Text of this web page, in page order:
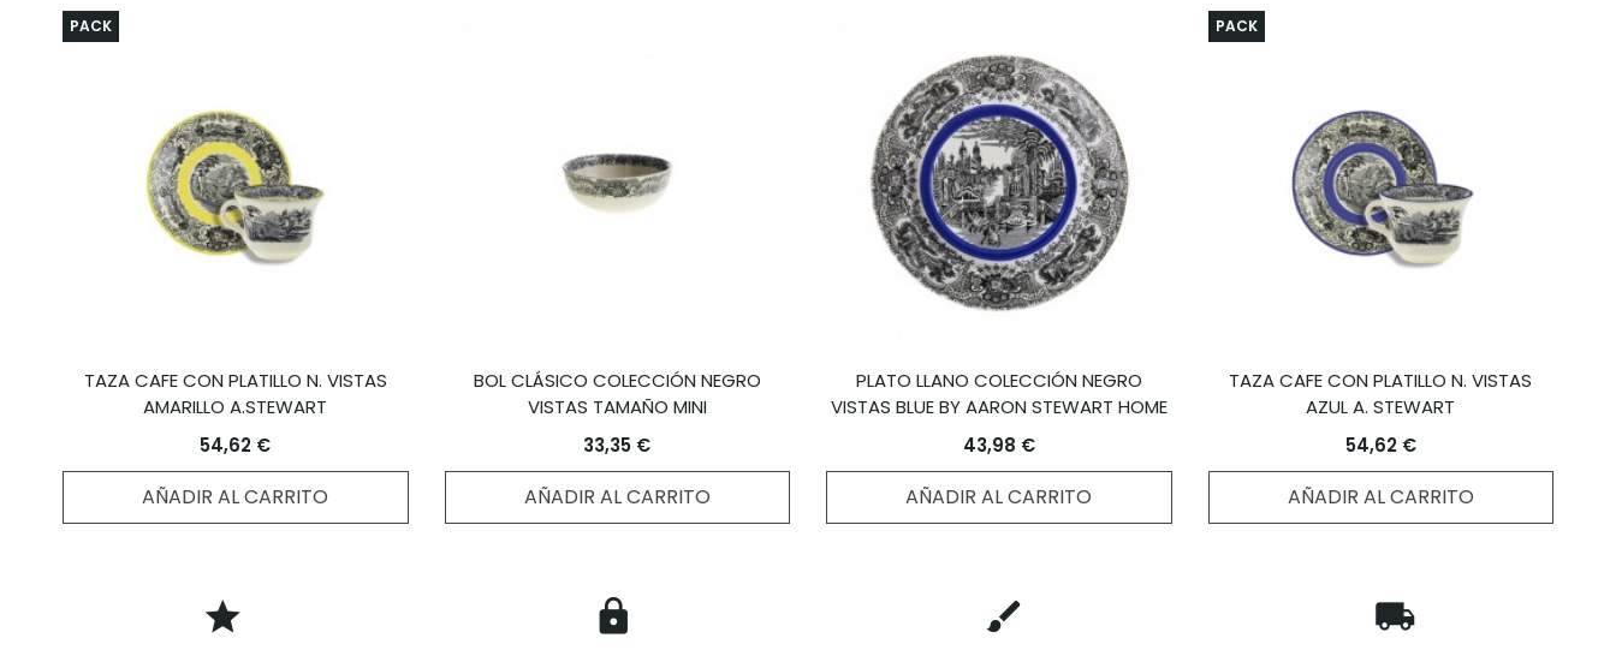
PACK
TAZA CAFE CON PLATILLO N. VISTAS
AMARILLO A.STEWART
54,62 €
AÑADIR AL CARRITO
BOL CLÁSICO COLECCIÓN NEGRO
VISTAS TAMAÑO MINI
33,35 €
AÑADIR AL CARRITO
PLATO LLANO COLECCIÓN NEGRO
VISTAS BLUE BY AARON STEWART HOME
43,98 €
AÑADIR AL CARRITO
PACK
TAZA CAFE CON PLATILLO N. VISTAS
AZUL A. STEWART
54,62 €
AÑADIR AL CARRITO